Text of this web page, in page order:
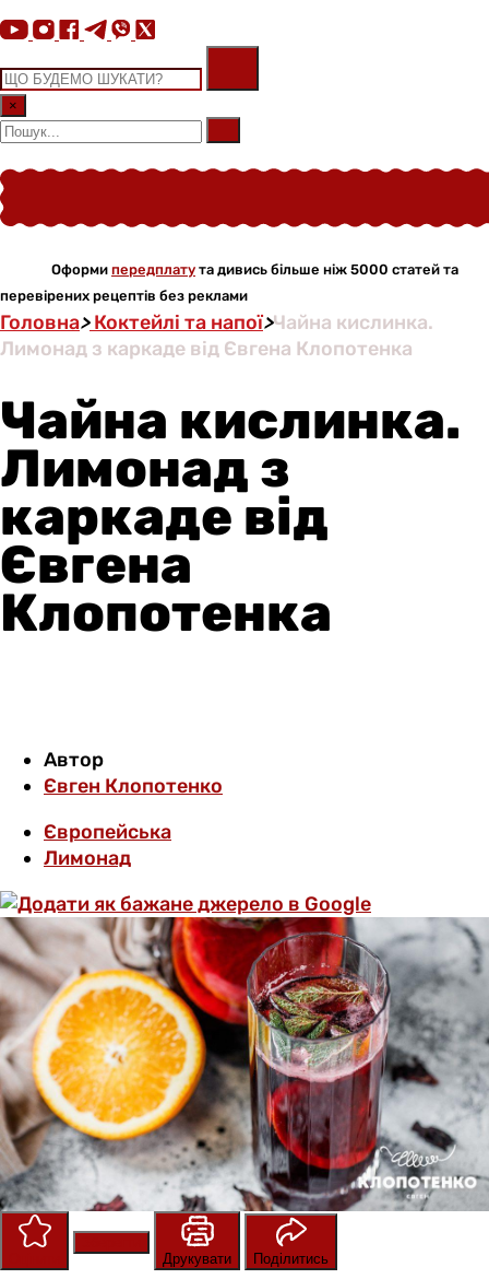
×
Оформи передплату та дивись більше ніж 5000 статей та
перевірених рецептів без реклами
Головна>Коктейлі та напої>Чайна кислинка.
Лимонад з каркаде від Євгена Клопотенка
Чайна кислинка.
Лимонад з
каркаде від
Євгена
Клопотенка
Автор
Євген Клопотенко
Європейська
Лимонад
Друкувати
Поділитись